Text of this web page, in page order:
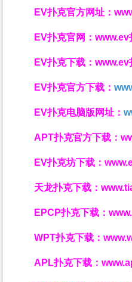
EV扑克官方网址：
EV扑克官网：www.ev
EV扑克下载：www.ev
EV扑克官方下载：
EV扑克电脑版网址：
APT扑克官方下载：
EV扑克坊下载：
天龙扑克下载：
EPCP扑克下载：
WPT扑克下载：
APL扑克下载：